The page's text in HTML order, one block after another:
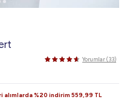
Yorumlar (33)
alımlarda %20 indirim 559,99 TL